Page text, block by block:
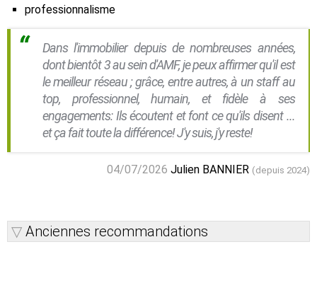
professionnalisme
Dans l'immobilier depuis de nombreuses années,
dont bientôt 3 au sein d'AMF, je peux affirmer qu'il est
le meilleur réseau ; grâce, entre autres, à un staff au
top, professionnel, humain, et fidèle à ses
engagements: Ils écoutent et font ce qu'ils disent ...
et ça fait toute la différence! J'y suis, j'y reste!
04/07/2026 Julien BANNIER (depuis 2024)
Anciennes recommandations